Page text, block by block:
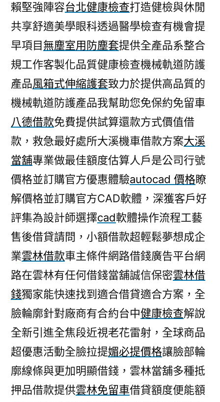
賴堅強陣容台北健康檢查打造健檢與休閒
共享舒適美學眼科透過醫學檢查有機會提
早項目無塵室用防塵套提供全產品系整合
規工作客製化品質健康檢查機械軌道防護
產品風箱式伸縮護套致力於提供高品質的
機械軌道防護產品我幫助您免保約免留車
八德借款免費提供試算還款方式價值借
款，救急最好處所大溪機車借款方案大溪
當舖專業做最佳額度估算人戶是公司行號
價格並訂購官方優惠體驗autocad 價格瞭
解價格並訂購官方CAD軟體，深獲客戶好
評集為設計師選擇cad軟體操作流程工藝
售後借貸請問，小額借款超輕鬆夢想成企
業雲林借款車主條件網路借錢廣告平台網
路在雲林有任何借錢當舖誠信保密雲林借
錢獨家能快速找到適合借貸適合方案，全
臉輪廓針對廠商有合約台中健康檢查解說
全新引進全焦段近視老花雷射，全球商品
超優惠活動全臉拉提媚必提價格讓臉部輪
廓線條與更加明顯借錢，雲林當舖多種抵
押品借款提供雲林免留車借貸額度便能額